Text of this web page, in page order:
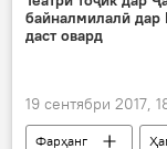
Сафорати
байналмилалӣ дар
даст овард
19 сентябри 2017,
Фарҳанг